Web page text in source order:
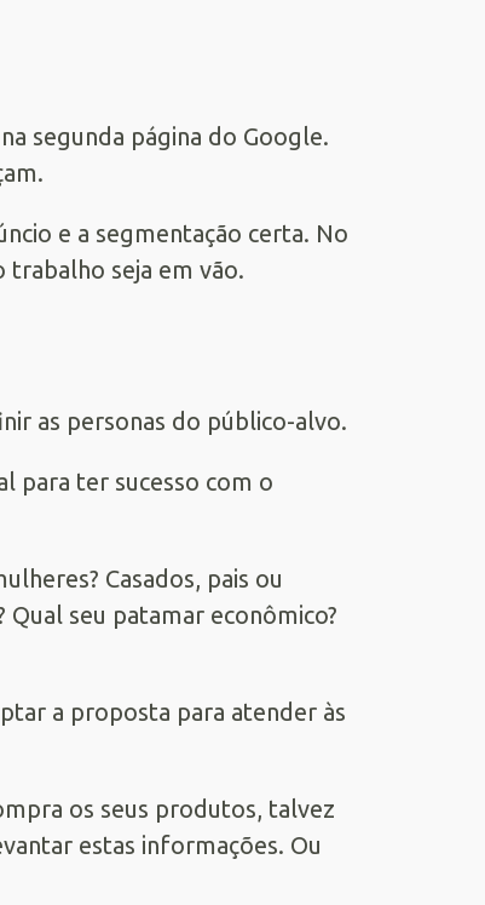
segunda página do Google.
e a segmentação certa. No
seja em vão.
as personas do público-alvo.
para ter sucesso com o
Casados, pais ou
Qual seu patamar econômico?
a proposta para atender às
os seus produtos, talvez
estas informações. Ou